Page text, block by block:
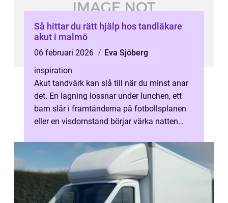
Så hittar du rätt hjälp hos tandläkare
akut i malmö
06 februari 2026
Eva Sjöberg
inspiration
Akut tandvärk kan slå till när du minst anar
det. En lagning lossnar under lunchen, ett
barn slår i framtänderna på fotbollsplanen
eller en visdomstand börjar värka natten